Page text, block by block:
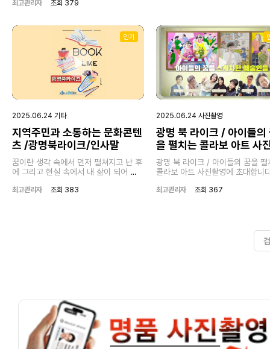
최고관리자 조회 379
Play
01:01
Mute
fullscreen
Play
인기
2025.06.24 기타
지역주민과 소통하는 문화콘텐
츠 /광명북라이크/인사말
꿈이란 생각 속에서 먼저 펼쳐지고 난 후
에 그리고 현실 속에서 내 삶이 되어 펼
북 나이라는 이름 안에 저의 꿈을 심었고
최고관리자 조회 383
Play
00:57
Play
2025.06.24 사진촬영
광명 북 라이크 / 아이들의
을 펼치는 콜라보 아트 사
영에 초대합니다
광명 북 라이크 / 아이들의 꿈을 펼
콜라보 아트 사진촬영에 초대합니
최고관리자 조회 367